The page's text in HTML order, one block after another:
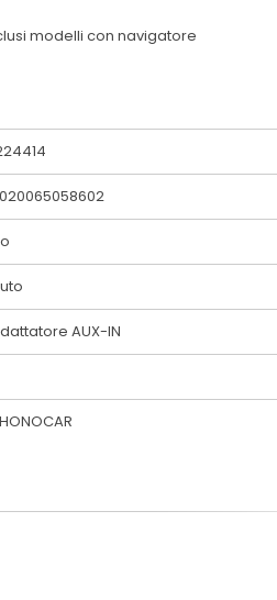
modelli con navigatore
AUX-IN